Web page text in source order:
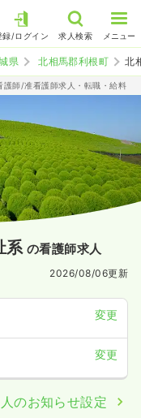
録/ログイン 求人検索 メニュー
県 北相馬郡利根町 北
護師/准看護師求人・転職・給料
系 の看護師求人
2026/08/06更新
変更
変更
のお知らせ設定